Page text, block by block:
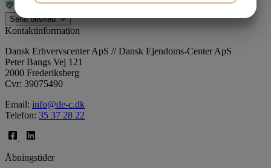
Send besked
Kontaktinformation
Dansk Erhvervscenter ApS // Dansk Ejendoms-Center ApS
Peter Bangs Vej 121
2000 Frederiksberg
Cvr: 39075490
Email: info@de-c.dk
Telefon: 35 37 28 22
Åbningstider
MARKETING